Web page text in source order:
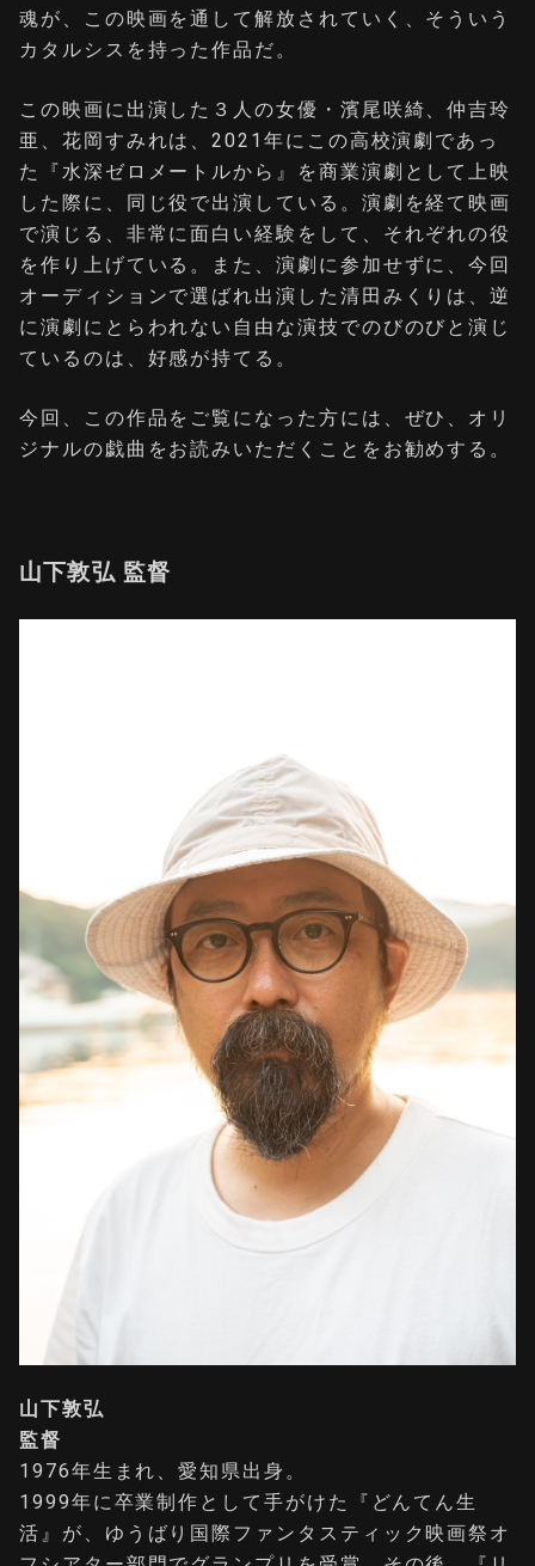
魂が、この映画を通して解放されていく、そういう
カタルシスを持った作品だ。
この映画に出演した３人の女優・濱尾咲綺、仲吉玲
亜、花岡すみれは、2021年にこの高校演劇であっ
た『水深ゼロメートルから』を商業演劇として上映
した際に、同じ役で出演している。演劇を経て映画
で演じる、非常に面白い経験をして、それぞれの役
を作り上げている。また、演劇に参加せずに、今回
オーディションで選ばれ出演した清田みくりは、逆
に演劇にとらわれない自由な演技でのびのびと演じ
ているのは、好感が持てる。
今回、この作品をご覧になった方には、ぜひ、オリ
ジナルの戯曲をお読みいただくことをお勧めする。
山下敦弘 監督
山下敦弘
監督
1976年生まれ、愛知県出身。
1999年に卒業制作として手がけた『どんてん生
活』が、ゆうばり国際ファンタスティック映画祭オ